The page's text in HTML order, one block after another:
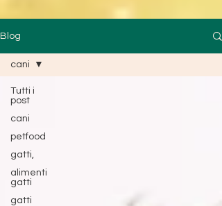
Blog
Tutti i
post
cani
petfood
gatti,
alimenti
gatti
gatti
cani